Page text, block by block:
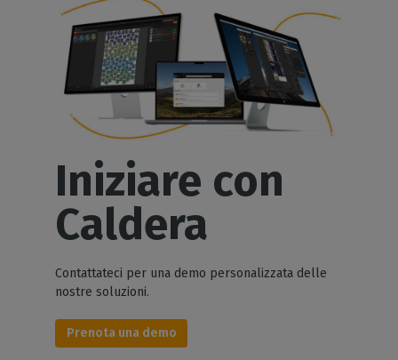
Iniziare con
Caldera
Contattateci per una demo personalizzata delle
nostre soluzioni.
Prenota una demo